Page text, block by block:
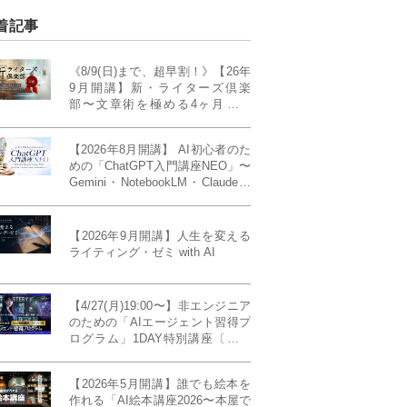
記事
《8/9(日)まで、超早割！》【26年
9月開講】新・ライターズ倶楽
部〜文章術を極める4ヶ月講義
【2026年8月開講】 AI初心者のた
めの「ChatGPT入門講座NEO」〜
Gemini・NotebookLM・Claudeま
座〕
【2026年9月開講】人生を変える
ライティング・ゼミ with AI
【4/27(月)19:00〜】非エンジニア
のための「AIエージェント習得プ
ログラム」1DAY特別講座〔パワ
【2026年5月開講】誰でも絵本を
作れる「AI絵本講座2026〜本屋で